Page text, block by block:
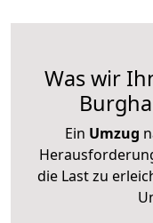
Was wir
Ein Umzug
die Last zu